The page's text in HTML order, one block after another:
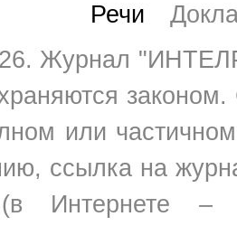
Речи
Журнал
или
ссылка на
(в Интернете